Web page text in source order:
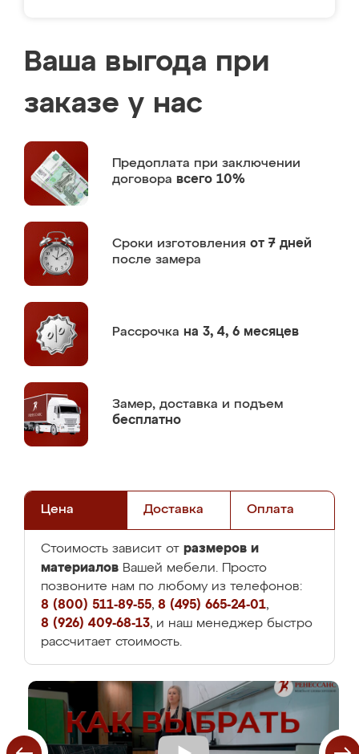
Ваша выгода при
заказе у нас
Предоплата при заключении
договора всего 10%
Сроки изготовления от 7 дней
после замера
Рассрочка на 3, 4, 6 месяцев
Замер, доставка и подъем
бесплатно
Цена Доставка Оплата
Стоимость зависит от размеров и
материалов Вашей мебели. Просто
позвоните нам по любому из телефонов:
8 (800) 511-89-55, 8 (495) 665-24-01,
8 (926) 409-68-13, и наш менеджер быстро
рассчитает стоимость.